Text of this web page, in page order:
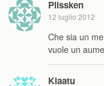
Plissken
12 luglio 2012
Che sia un
vuole un
Klaatu